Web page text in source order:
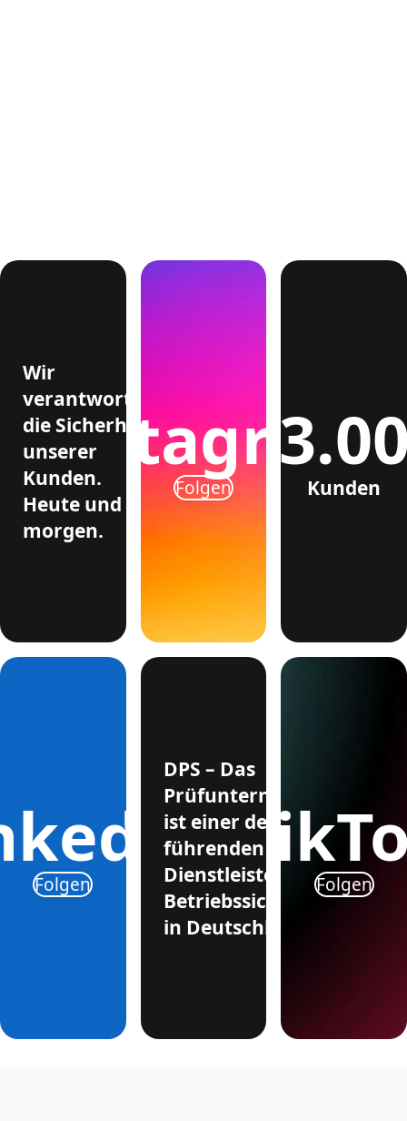
Wir
verantworten
die Sicherheit
unserer
Kunden.
Heute und
morgen.
Instagram
Folgen Kunden
Folgen
DPS – Das
Prüfunternehmen
ist einer der
führenden
Dienstleister für
Betriebssicherheit
in Deutschland.
Folgen